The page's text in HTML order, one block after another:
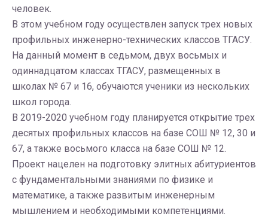
человек.
В этом учебном году осуществлен запуск трех новых
профильных инженерно-технических классов ТГАСУ.
На данный момент в седьмом, двух восьмых и
одиннадцатом классах ТГАСУ, размещенных в
школах № 67 и 16, обучаются ученики из нескольких
школ города.
В 2019-2020 учебном году планируется открытие трех
десятых профильных классов на базе СОШ № 12, 30 и
67, а также восьмого класса на базе СОШ № 12.
Проект нацелен на подготовку элитных абитуриентов
с фундаментальными знаниями по физике и
математике, а также развитым инженерным
мышлением и необходимыми компетенциями.